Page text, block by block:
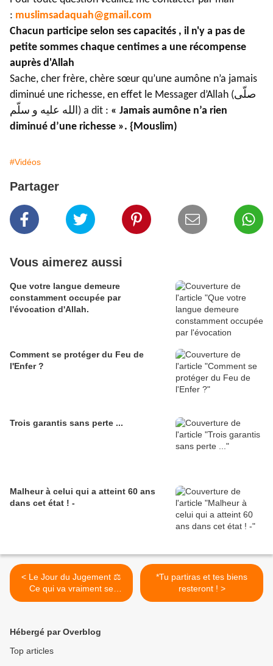
: muslimsadaquah@gmail.com
Chacun participe selon ses capacités , il n'y a pas de
petite sommes chaque centimes a une récompense
auprès d'Allah
Sache, cher frère, chère sœur qu’une aumône n’a jamais
diminué une richesse, en effet le Messager d’Allah (صلّى
الله عليه و سلّم) a dit : « Jamais aumône n’a rien
diminué d’une richesse ». {Mouslim)
#Vidéos
Partager
Vous aimerez aussi
Que votre langue demeure
constamment occupée par
l'évocation d'Allah.
Comment se protéger du Feu de
l'Enfer ?
Trois garantis sans perte ...
Malheur à celui qui a atteint 60 ans
dans cet état ! -
< Le Jour du Jugement ⚖️
Ce qui va vraiment se
passer "
*Tu partiras et tes biens
resteront ! >
Hébergé par Overblog
Top articles